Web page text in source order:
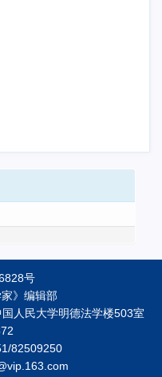
号
》编辑部
人民大学明德法学楼503室
82509250